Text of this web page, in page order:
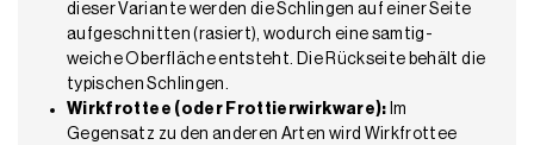
dieser Variante werden die Schlingen auf einer Seite
aufgeschnitten (rasiert), wodurch eine samtig-
weiche Oberfläche entsteht. Die Rückseite behält die
typischen Schlingen.
Wirkfrottee (oder Frottierwirkware): Im
Gegensatz zu den anderen Arten wird Wirkfrottee